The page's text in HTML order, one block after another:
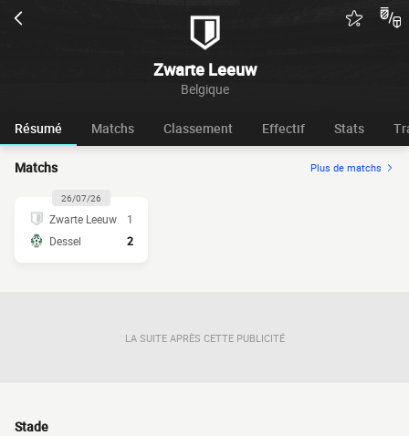
Zwarte Leeuw
Belgique
Résumé Matchs Classement Effectif Stats
Matchs Plus de matchs
26/07/26
Zwarte Leeuw
1
Dessel
2
LA SUITE APRÈS CETTE PUBLICITÉ
Stade